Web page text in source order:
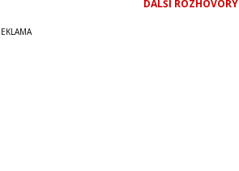
DALŠÍ ROZHOVORY